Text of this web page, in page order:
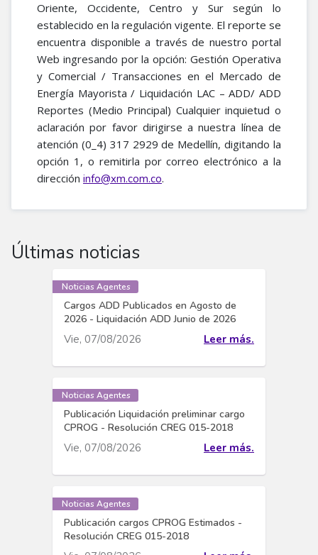
Oriente, Occidente, Centro y Sur según lo
establecido en la regulación vigente. El reporte se
encuentra disponible a través de nuestro portal
Web ingresando por la opción: Gestión Operativa
y Comercial / Transacciones en el Mercado de
Energía Mayorista / Liquidación LAC – ADD/ ADD
Reportes (Medio Principal) Cualquier inquietud o
aclaración por favor dirigirse a nuestra línea de
atención (0_4) 317 2929 de Medellín, digitando la
opción 1, o remitirla por correo electrónico a la
dirección info@xm.com.co.
Últimas noticias
Noticias Agentes
Cargos ADD Publicados en Agosto de
2026 - Liquidación ADD Junio de 2026
Vie, 07/08/2026 Leer más.
Noticias Agentes
Publicación Liquidación preliminar cargo
CPROG - Resolución CREG 015-2018
Vie, 07/08/2026 Leer más.
Noticias Agentes
Publicación cargos CPROG Estimados -
Resolución CREG 015-2018